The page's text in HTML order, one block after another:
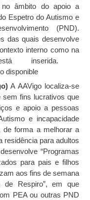
âmbito do apoio a
Espetro do Autismo e
(PND).
das quais desenvolve
interno como na
inserida.
A AAVigo localiza-se
sem fins lucrativos que
e apoio a pessoas
e incapacidade
de forma a melhorar a
residência para adultos
“Programas
para pais e filhos
aos fins de semana
de Respiro”, em que
PEA ou outras PND